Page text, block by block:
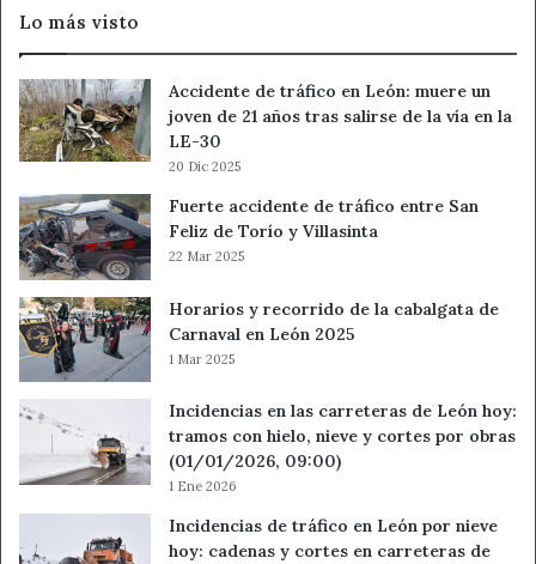
Lo más visto
Accidente de tráfico en León: muere un
joven de 21 años tras salirse de la vía en la
LE-30
20 Dic 2025
Fuerte accidente de tráfico entre San
Feliz de Torío y Villasinta
22 Mar 2025
Horarios y recorrido de la cabalgata de
Carnaval en León 2025
1 Mar 2025
Incidencias en las carreteras de León hoy:
tramos con hielo, nieve y cortes por obras
(01/01/2026, 09:00)
1 Ene 2026
Incidencias de tráfico en León por nieve
hoy: cadenas y cortes en carreteras de